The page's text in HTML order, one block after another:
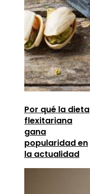
Por qué la dieta
flexitariana
gana
popularidad en
la actualidad